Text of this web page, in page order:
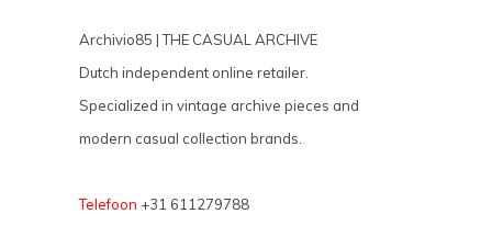
Archivio85 | THE CASUAL ARCHIVE
Dutch independent online retailer.
Specialized in vintage archive pieces and
modern casual collection brands.
Telefoon +31 611279788